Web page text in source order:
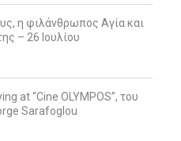
η φιλάνθρωπος Αγία και
– 26 Ιουλίου
at “Cine OLYMPOS”, του
Sarafoglou